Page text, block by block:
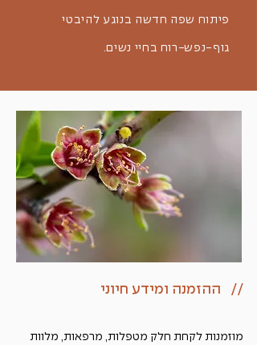
פיתוח שפה חדשה בנוגע להיבטי
גוף-נפש-רוח בחיי נשים.
// ההזמנה ומידע חיוני
מוזמנות לקחת חלק מטפלות, מרפאות, מלוות